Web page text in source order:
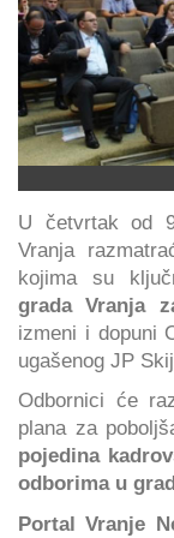
U četvrtak od
Vranja
kojima su
grada Vranja
izmeni i dopuni
ugašenog JP
Odbornici će
plana za
pojedina
odborima u
Portal Vranje